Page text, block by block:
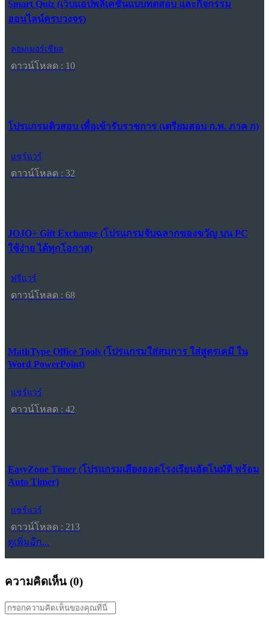
Smart Quiz (เว็บแอปพลิเคชันแบบทดสอบ และกิจกรรม
ออนไลน์ครบวงจร)
คอมเมอร์เชียล
ดาวน์โหลด : 10
โปรแกรมติวสอบ เพื่อเข้ารับราชการ (เตรียมสอบ ก.พ. ภาค ก)
แชร์แวร์
ดาวน์โหลด : 32
JOJO+ Gift Exchange (โปรแกรมจับฉลากของขวัญ บน PC
ใช้ง่าย ได้ทุกโอกาส)
ฟรีแวร์
ดาวน์โหลด : 68
MathType Office Tools (โปรแกรมใส่สมการ ใส่สูตรเคมี ใน
Word PowerPoint)
แชร์แวร์
ดาวน์โหลด : 42
EasyZone Timer (โปรแกรมเสียงออดโรงเรียนอัตโนมัติ พร้อม
Auto Timer)
แชร์แวร์
ดาวน์โหลด : 213
ดูเพิ่มอีก...
ความคิดเห็น (0)